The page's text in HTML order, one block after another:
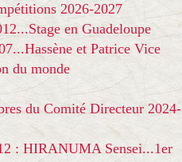
2026-2027
en Guadeloupe
et Patrice Vice
du monde
du Comité Directeur 2024-
: HIRANUMA Sensei...1er